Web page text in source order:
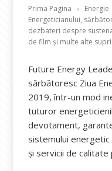
Prima Pagina Energie
Energeticianului,
dezbateri despre
de film și multe alte
Future Energy
sărbătoresc Ziua
2019, într-un mod
tuturor
devotament,
sistemului energetic
și servicii de